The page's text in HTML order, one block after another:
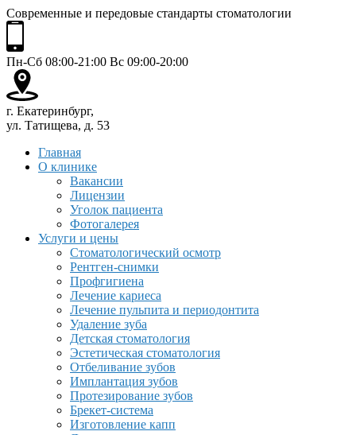
Современные и передовые стандарты стоматологии
Пн-Сб 08:00-21:00 Вс 09:00-20:00
г. Екатеринбург,
ул. Татищева, д. 53
Главная
О клинике
Вакансии
Лицензии
Уголок пациента
Фотогалерея
Услуги и цены
Стоматологический осмотр
Рентген-снимки
Профгигиена
Лечение кариеса
Лечение пульпита и периодонтита
Удаление зуба
Детская стоматология
Эстетическая стоматология
Отбеливание зубов
Имплантация зубов
Протезирование зубов
Брекет-система
Изготовление капп